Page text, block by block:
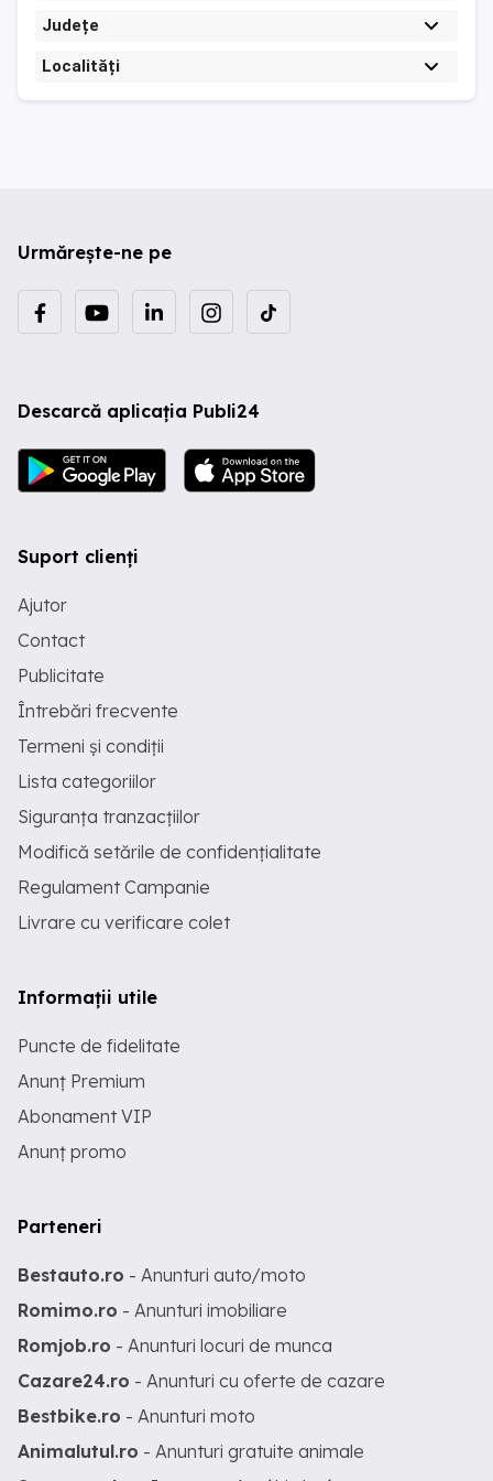
Județe
Localități
Urmărește-ne pe
Descarcă aplicația Publi24
Suport clienți
Ajutor
Contact
Publicitate
Întrebări frecvente
Termeni și condiții
Lista categoriilor
Siguranța tranzacțiilor
Modifică setările de confidențialitate
Regulament Campanie
Livrare cu verificare colet
Informații utile
Puncte de fidelitate
Anunț Premium
Abonament VIP
Anunț promo
Parteneri
Bestauto.ro - Anunturi auto/moto
Romimo.ro - Anunturi imobiliare
Romjob.ro - Anunturi locuri de munca
Cazare24.ro - Anunturi cu oferte de cazare
Bestbike.ro - Anunturi moto
Animalutul.ro - Anunturi gratuite animale